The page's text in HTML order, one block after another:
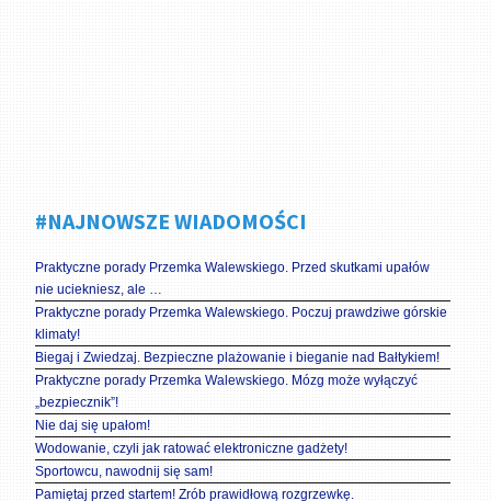
#NAJNOWSZE WIADOMOŚCI
Praktyczne porady Przemka Walewskiego. Przed skutkami upałów
nie uciekniesz, ale …
Praktyczne porady Przemka Walewskiego. Poczuj prawdziwe górskie
klimaty!
Biegaj i Zwiedzaj. Bezpieczne plażowanie i bieganie nad Bałtykiem!
Praktyczne porady Przemka Walewskiego. Mózg może wyłączyć
„bezpiecznik”!
Nie daj się upałom!
Wodowanie, czyli jak ratować elektroniczne gadżety!
Sportowcu, nawodnij się sam!
Pamiętaj przed startem! Zrób prawidłową rozgrzewkę.